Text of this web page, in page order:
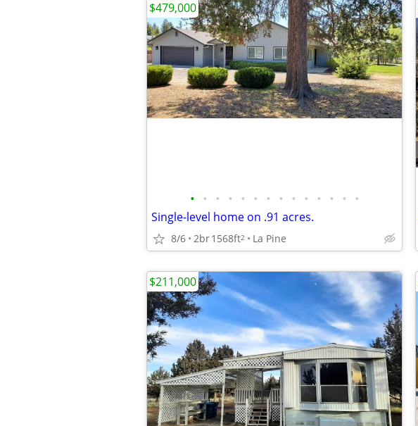
• • • • • • • • • • • • • •
Single-level home on .91 acres.
8/6 2br1568ft2 La Pine
$479,000
$211,000